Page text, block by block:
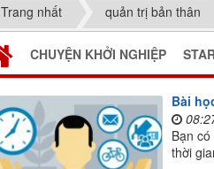
Trang nhất quản trị bản thân
CHUYỆN KHỞI NGHIỆP
Bài
Bạn
thời